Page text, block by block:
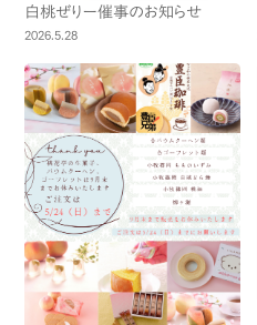
白桃ぜりー催事のお知らせ
2026.5.28